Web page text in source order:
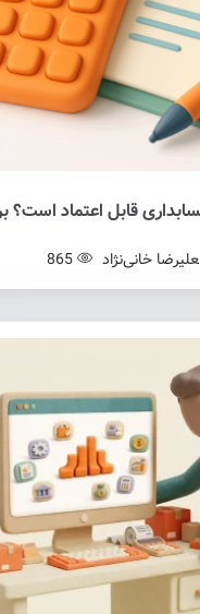
علیرضا خانی‌نژاد